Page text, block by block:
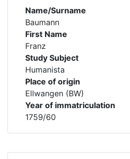
Name/Surname
Baumann
First Name
Franz
Study Subject
Humanista
Place of origin
Ellwangen (BW)
Year of immatriculation
1759/60